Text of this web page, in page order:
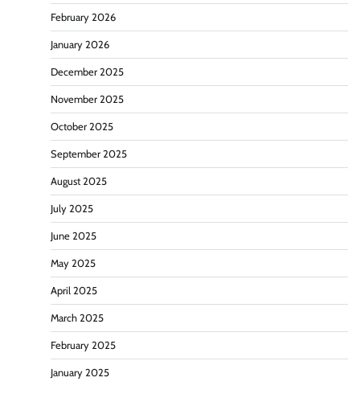
February 2026
January 2026
December 2025
November 2025
October 2025
September 2025
August 2025
July 2025
June 2025
May 2025
April 2025
March 2025
February 2025
January 2025